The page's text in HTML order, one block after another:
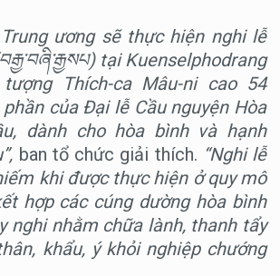
ương sẽ thực hiện nghi lễ
) tại Kuenselphodrang
Thích-ca Mâu-ni cao 54
của Đại lễ Cầu nguyện Hòa
dành cho hòa bình và hạnh
ban tổ chức giải thích. “Nghi lễ
khi được thực hiện ở quy mô
hợp các cúng dường hòa bình
nghi nhằm chữa lành, thanh tẩy
khẩu, ý khỏi nghiệp chướng